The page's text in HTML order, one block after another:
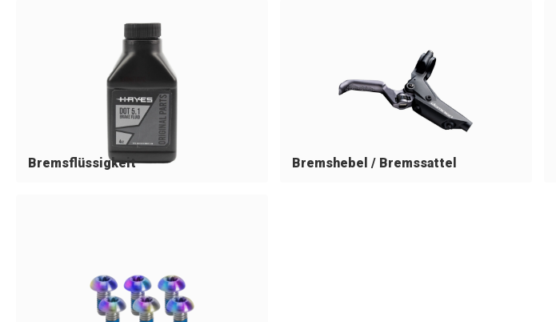
Bremsflüssigkeit Bremshebel / Bremssattel